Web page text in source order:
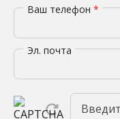
Ваш телефон *
Эл. почта